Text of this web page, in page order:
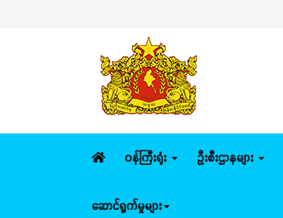
ဝန်ကြီးရုံး ဦးစီးဌာနများ
ဆောင်ရွက်မှုများ